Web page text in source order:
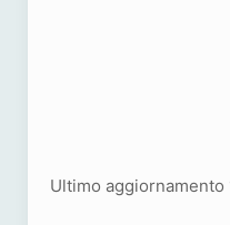
Ultimo aggiornamento